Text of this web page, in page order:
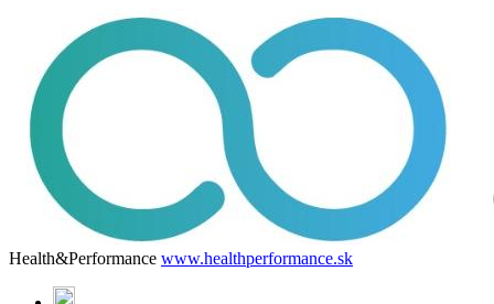
Health&Performance www.healthperformance.sk